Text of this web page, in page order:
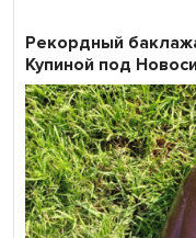
Рекордный
Купиной под